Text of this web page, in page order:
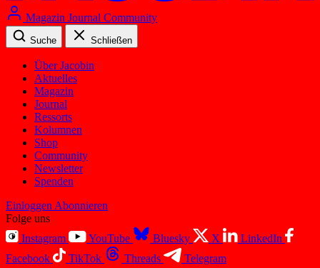
Magazin Journal Community
Suche Schließen
Über Jacobin
Aktuelles
Magazin
Journal
Ressorts
Kolumnen
Shop
Community
Newsletter
Spenden
Einloggen Abonnieren
Folge uns
Instagram
YouTube Bluesky X
LinkedIn
Facebook
TikTok Threads
Telegram